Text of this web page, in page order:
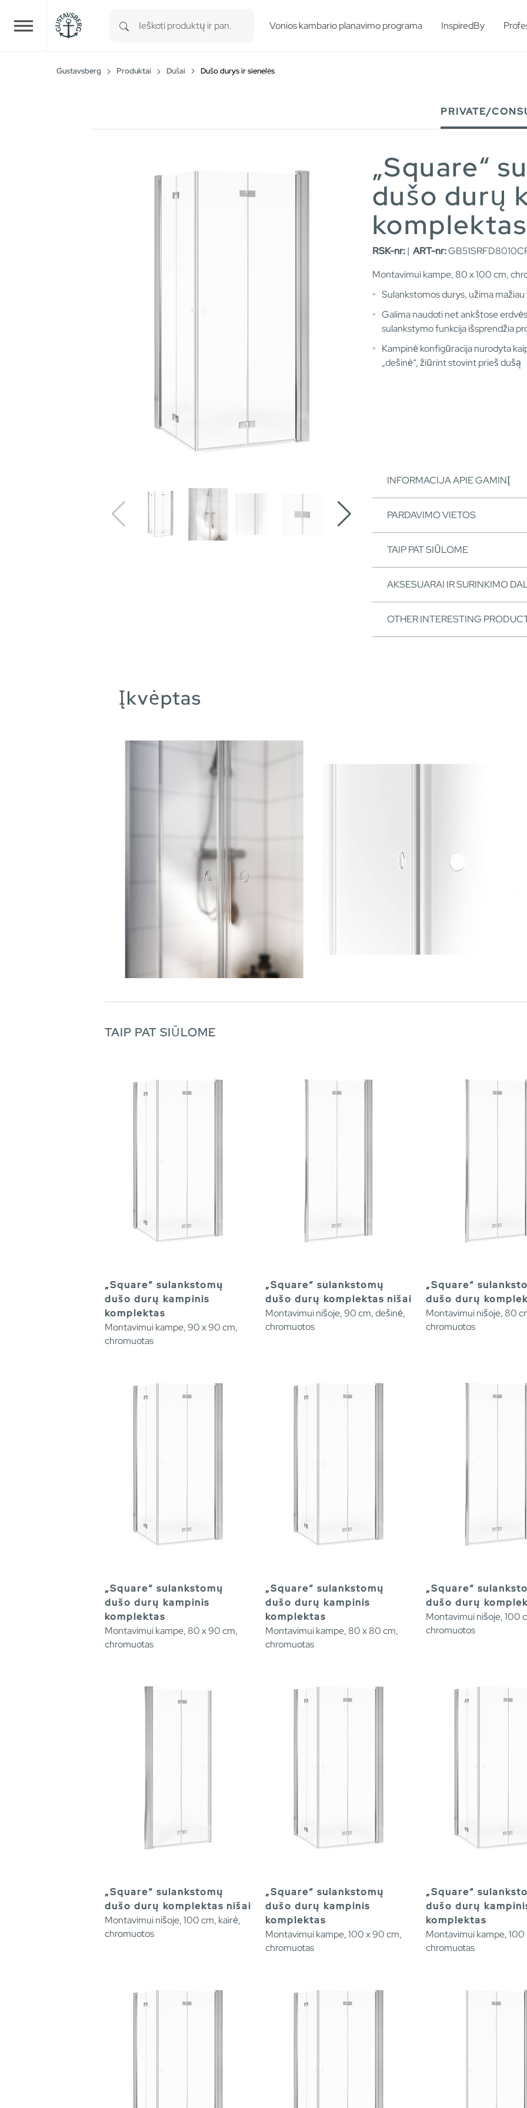
Skip to main content
Type 1 or more characters for results.
Vonios kambario planavimo programa InspiredBy
Gustavsberg Produktai Dušai Dušo durys ir sienelės
PRIVATE/
„Square“
dušo durų
komplektas
RSK-nr:| ART-nr:
Montavimui kampe, 80 x 100 cm,
Sulankstomos durys, užima
Galima naudoti net ankštose
sulankstymo funkcija išsprendžia
Kampinė konfigūracija nurodyta
„dešinė“, žiūrint stovint prieš dušą
INFORMACIJA APIE GAMINĮ
PARDAVIMO VIETOS
TAIP PAT SIŪLOME
AKSESUARAI IR SURINKIMO
OTHER INTERESTING
Įkvėptas
TAIP PAT SIŪLOME
„Square“ sulankstomų
dušo durų kampinis
komplektas
Montavimui kampe, 90 x 90 cm,
chromuotas
„Square“ sulankstomų
dušo durų komplektas nišai
Montavimui nišoje, 90 cm, dešinė,
chromuotos
„Square“
dušo durų
Montavimui nišoje, 80
chromuotos
„Square“ sulankstomų
dušo durų kampinis
komplektas
Montavimui kampe, 80 x 90 cm,
chromuotas
„Square“ sulankstomų
dušo durų kampinis
komplektas
Montavimui kampe, 80 x 80 cm,
chromuotas
„Square“
dušo durų
Montavimui nišoje, 100
chromuotos
„Square“ sulankstomų
dušo durų komplektas nišai
Montavimui nišoje, 100 cm, kairė,
chromuotos
„Square“ sulankstomų
dušo durų kampinis
komplektas
Montavimui kampe, 100 x 90 cm,
chromuotas
„Square“
dušo durų
komplektas
Montavimui kampe,
chromuotas